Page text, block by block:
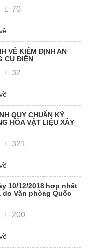
70
VỀ KIỂM ĐỊNH AN
CỤ ĐIỆN
32
QUY CHUẨN KỸ
HÓA VẬT LIỆU XÂY
321
10/12/2018 hợp nhất
do Văn phòng Quốc
200